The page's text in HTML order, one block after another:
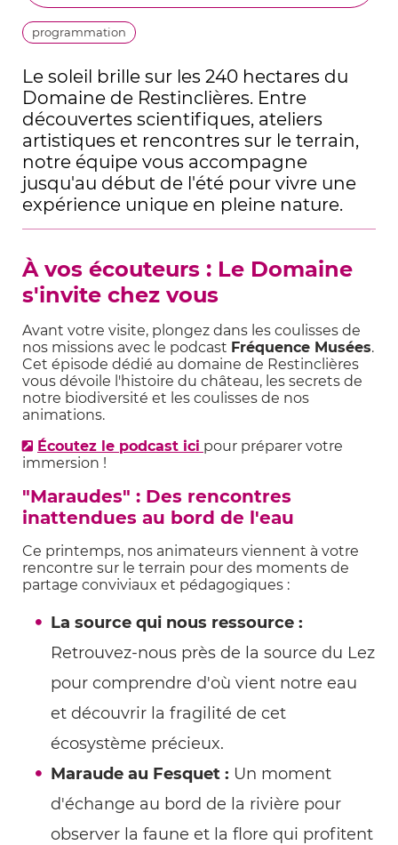
par
e-
mail
sur
sur
Thématiques
programmation
Le soleil brille sur les 240 hectares du
Domaine de Restinclières. Entre
découvertes scientifiques, ateliers
artistiques et rencontres sur le terrain,
notre équipe vous accompagne
jusqu'au début de l'été pour vivre une
expérience unique en pleine nature.
À vos écouteurs : Le Domaine
s'invite chez vous
Avant votre visite, plongez dans les coulisses de
nos missions avec le podcast Fréquence Musées.
Cet épisode dédié au domaine de Restinclières
vous dévoile l'histoire du château, les secrets de
notre biodiversité et les coulisses de nos
animations.
Écoutez le podcast ici pour préparer votre
immersion !
"Maraudes" : Des rencontres
inattendues au bord de l'eau
Ce printemps, nos animateurs viennent à votre
rencontre sur le terrain pour des moments de
partage conviviaux et pédagogiques :
La source qui nous ressource :
Retrouvez-nous près de la source du Lez
pour comprendre d'où vient notre eau
et découvrir la fragilité de cet
écosystème précieux.
Maraude au Fesquet : Un moment
d'échange au bord de la rivière pour
observer la faune et la flore qui profitent